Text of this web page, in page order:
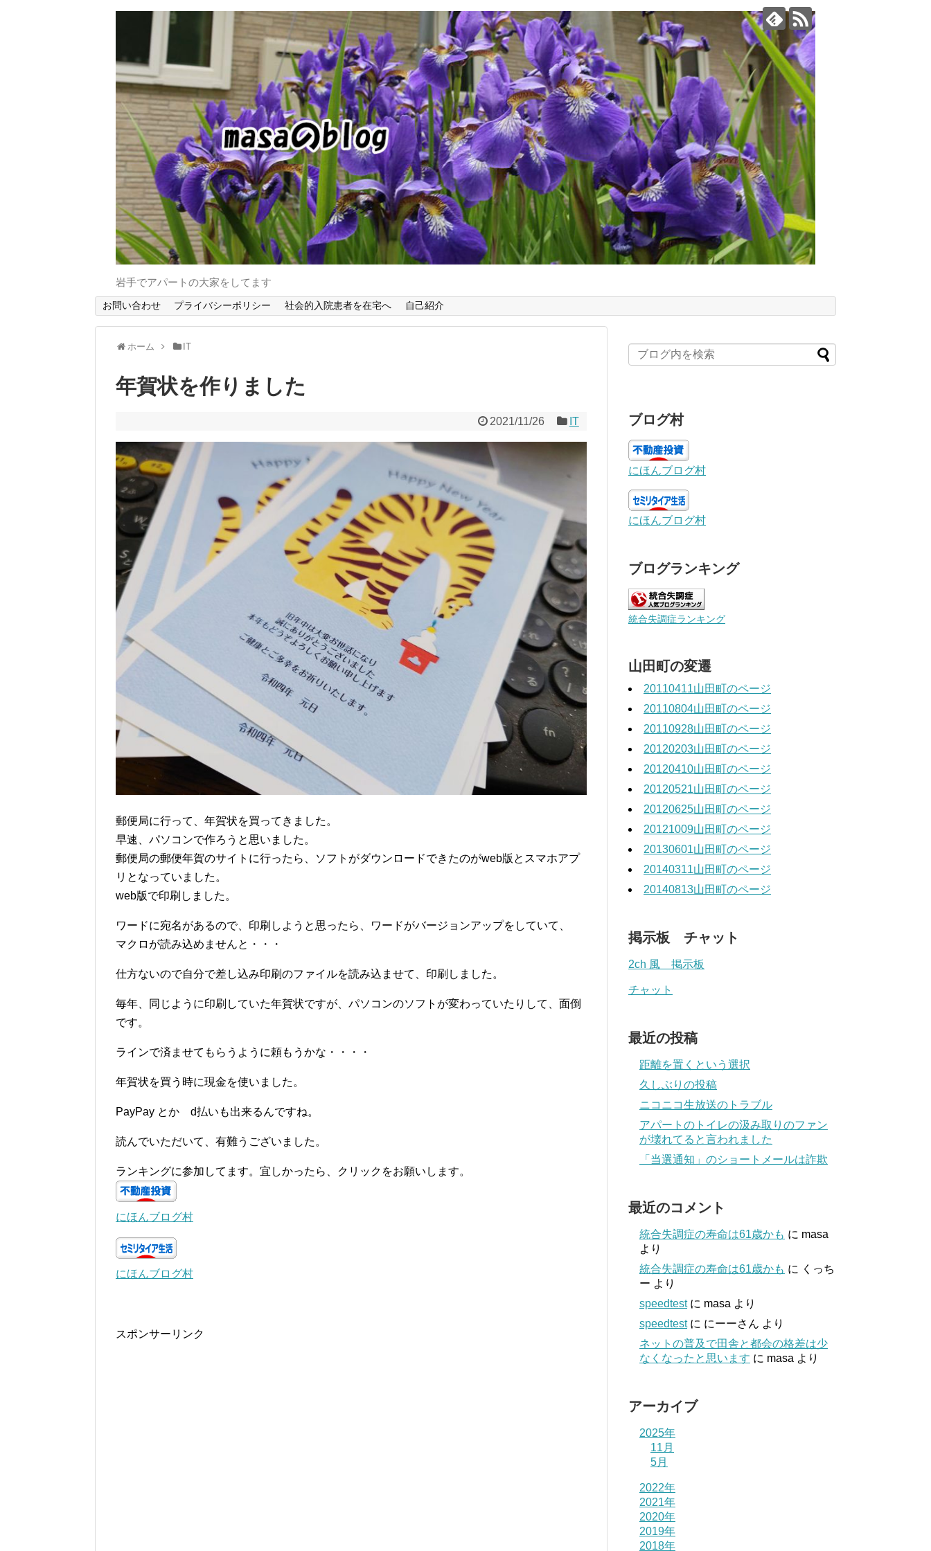
岩手でアパートの大家をしてます
お問い合わせ プライバシーポリシー 社会的入院患者を在宅へ 自己紹介
ホーム IT
年賀状を作りました
2021/11/26 IT
郵便局に行って、年賀状を買ってきました。
早速、パソコンで作ろうと思いました。
郵便局の郵便年賀のサイトに行ったら、ソフトがダウンロードできたのがweb版とスマホアプ
リとなっていました。
web版で印刷しました。
ワードに宛名があるので、印刷しようと思ったら、ワードがバージョンアップをしていて、
マクロが読み込めませんと・・・
仕方ないので自分で差し込み印刷のファイルを読み込ませて、印刷しました。
毎年、同じように印刷していた年賀状ですが、パソコンのソフトが変わっていたりして、面倒
です。
ラインで済ませてもらうように頼もうかな・・・・
年賀状を買う時に現金を使いました。
PayPay とか d払いも出来るんですね。
読んでいただいて、有難うございました。
ランキングに参加してます。宜しかったら、クリックをお願いします。
にほんブログ村
にほんブログ村
スポンサーリンク
ブログ村
にほんブログ村
にほんブログ村
ブログランキング
統合失調症ランキング
山田町の変遷
20110411山田町のページ
20110804山田町のページ
20110928山田町のページ
20120203山田町のページ
20120410山田町のページ
20120521山田町のページ
20120625山田町のページ
20121009山田町のページ
20130601山田町のページ
20140311山田町のページ
20140813山田町のページ
掲示板 チャット
2ch 風 掲示板
チャット
最近の投稿
距離を置くという選択
久しぶりの投稿
ニコニコ生放送のトラブル
アパートのトイレの汲み取りのファン
が壊れてると言われました
「当選通知」のショートメールは詐欺
最近のコメント
統合失調症の寿命は61歳かも に masa
より
統合失調症の寿命は61歳かも に くっち
ー より
speedtestに masa より
speedtestに にーーさん より
ネットの普及で田舎と都会の格差は少
なくなったと思います に masa より
アーカイブ
2025年
11月
5月
2022年
2021年
2020年
2019年
2018年